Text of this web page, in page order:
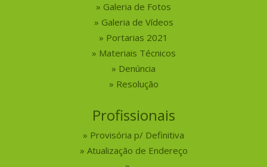
Galeria de Fotos
Galeria de Vídeos
Portarias 2021
Materiais Técnicos
Denúncia
Resolução
Profissionais
Provisória p/ Definitiva
Atualização de Endereço